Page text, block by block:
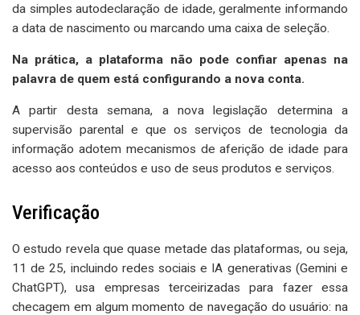
da simples autodeclaração de idade, geralmente informando
a data de nascimento ou marcando uma caixa de seleção.
Na prática, a plataforma não pode confiar apenas na
palavra de quem está configurando a nova conta.
A partir desta semana, a nova legislação determina a
supervisão parental e que os serviços de tecnologia da
informação adotem mecanismos de aferição de idade para
acesso aos conteúdos e uso de seus produtos e serviços.
Verificação
O estudo revela que quase metade das plataformas, ou seja,
11 de 25, incluindo redes sociais e IA generativas (Gemini e
ChatGPT), usa empresas terceirizadas para fazer essa
checagem em algum momento de navegação do usuário: na